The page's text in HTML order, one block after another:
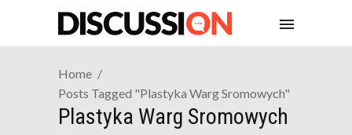
Home
Posts Tagged "plastyka Warg Sromowych"
Plastyka Warg Sromowych